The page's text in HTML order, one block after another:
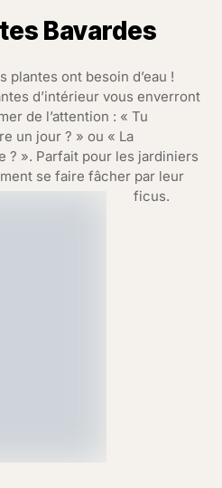
Bavardes
plantes ont besoin d’eau !
d’intérieur vous enverront
de l’attention : « Tu
un jour ? » ou « La
? ». Parfait pour les jardiniers
se faire fâcher par leur
ficus.